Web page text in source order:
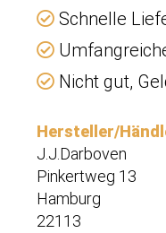
Schnelle
Nicht gut,
Hersteller/
J.J.Darboven
Pinkertweg 13
Hamburg
22113